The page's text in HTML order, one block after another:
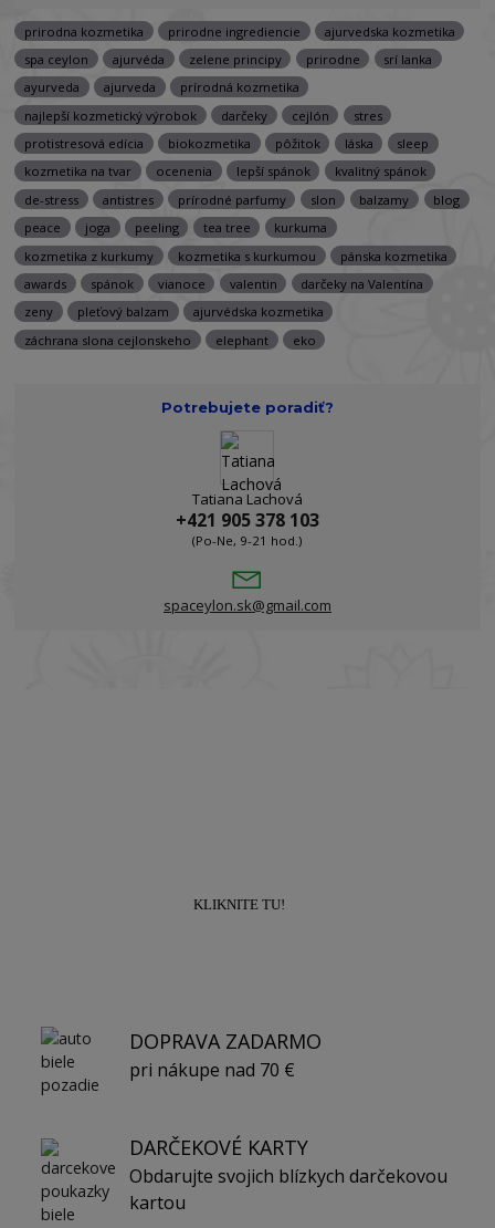
prirodna kozmetika prirodne ingrediencie
ajurvedska kozmetika
spa ceylon
ajurvéda zelene principy prirodne
srí lanka
ayurveda
ajurveda
prírodná kozmetika
najlepší kozmetický výrobok
darčeky cejlón
stres
protistresová edícia
biokozmetika pôžitok láska
sleep
kozmetika na tvar
ocenenia lepší spánok
kvalitný spánok
de-stress
antistres prírodné parfumy slon balzamy
blog
peace
joga peeling tea tree
kurkuma
kozmetika z kurkumy
kozmetika s kurkumou
pánska kozmetika
awards
spánok vianoce valentin
darčeky na Valentína
zeny
pleťový balzam
ajurvédska kozmetika
záchrana slona cejlonskeho
elephant eko
Potrebujete poradiť?
Tatiana Lachová
+421 905 378 103
(Po-Ne, 9-21 hod.)
spaceylon.sk@gmail.com
KLIKNITE TU!
DOPRAVA ZADARMO
pri nákupe nad 70 €
DARČEKOVÉ KARTY
Obdarujte svojich blízkych darčekovou
kartou